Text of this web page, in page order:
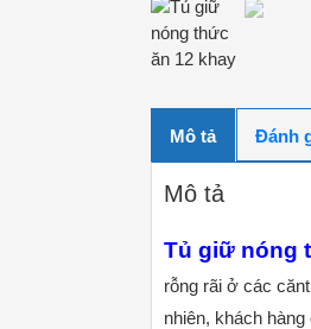
Mô tả Đánh
Mô tả
Tủ giữ nóng
rỗng rãi ở các
nhiên, khách